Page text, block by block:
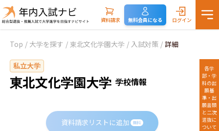
資料請求 無料会員になる ログイン
Top / 大学を探す / 東北文化学園大学 / 入試対策 / 詳細
私立大学
東北文化学園大学 学校情報
資料請求リストに追加 無料
各学
部・学
科の出
願基
準・出
願書類
と二次
選抜に
ついて